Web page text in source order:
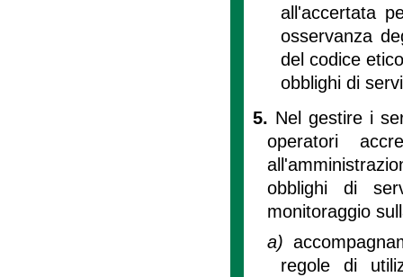
all'accertata
osservanza
del codice
obblighi di
5. Nel gestire i
operatori
obblighi di
monitoraggio
a)
regole di